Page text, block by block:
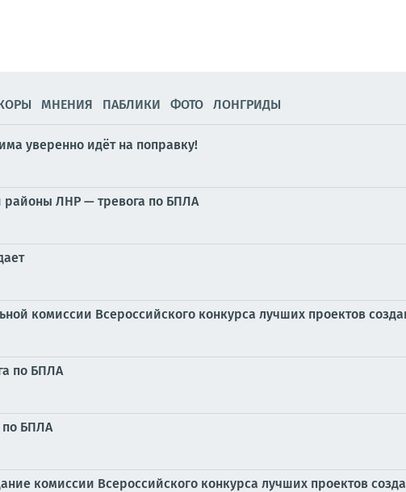
МНЕНИЯ ПАБЛИКИ ФОТО ЛОНГРИДЫ
уверенно идёт на поправку!
районы ЛНР — тревога по БПЛА
комиссии Всероссийского конкурса лучших проектов
по БПЛА
по БПЛА
комиссии Всероссийского конкурса лучших проектов